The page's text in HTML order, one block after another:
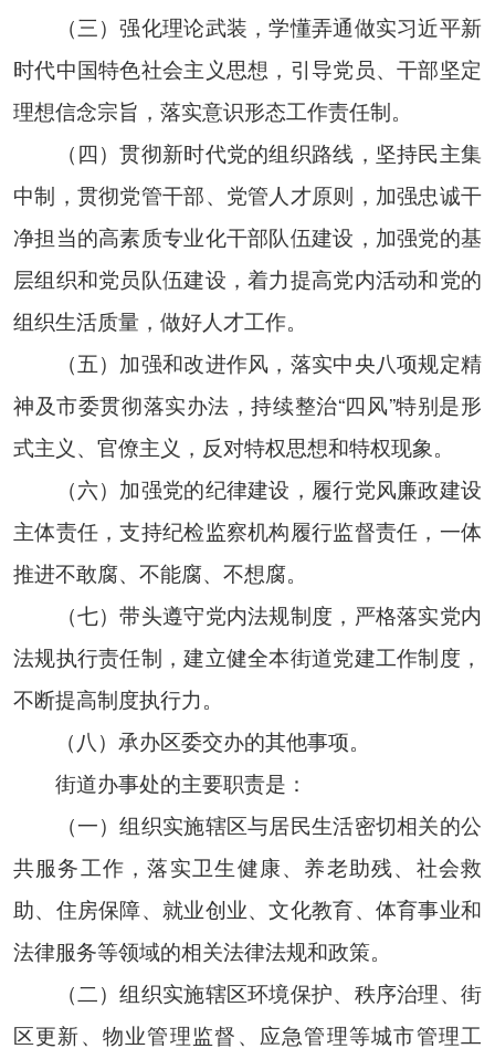
（三）强化理论武装，学懂弄通做实习近平新
时代中国特色社会主义思想，引导党员、干部坚定
理想信念宗旨，落实意识形态工作责任制。
（四）贯彻新时代党的组织路线，坚持民主集
中制，贯彻党管干部、党管人才原则，加强忠诚干
净担当的高素质专业化干部队伍建设，加强党的基
层组织和党员队伍建设，着力提高党内活动和党的
组织生活质量，做好人才工作。
（五）加强和改进作风，落实中央八项规定精
神及市委贯彻落实办法，持续整治“四风”特别是形
式主义、官僚主义，反对特权思想和特权现象。
（六）加强党的纪律建设，履行党风廉政建设
主体责任，支持纪检监察机构履行监督责任，一体
推进不敢腐、不能腐、不想腐。
（七）带头遵守党内法规制度，严格落实党内
法规执行责任制，建立健全本街道党建工作制度，
不断提高制度执行力。
（八）承办区委交办的其他事项。
街道办事处的主要职责是：
（一）组织实施辖区与居民生活密切相关的公
共服务工作，落实卫生健康、养老助残、社会救
助、住房保障、就业创业、文化教育、体育事业和
法律服务等领域的相关法律法规和政策。
（二）组织实施辖区环境保护、秩序治理、街
区更新、物业管理监督、应急管理等城市管理工